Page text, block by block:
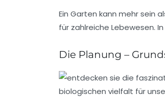
Ein Garten kann mehr sein
für zahlreiche Lebewesen.
Die Planung –